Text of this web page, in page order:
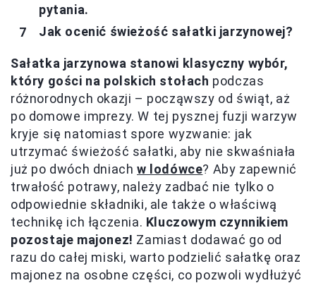
pytania.
Jak ocenić świeżość sałatki jarzynowej?
Sałatka jarzynowa stanowi klasyczny wybór,
który gości na polskich stołach podczas
różnorodnych okazji – począwszy od świąt, aż
po domowe imprezy. W tej pysznej fuzji warzyw
kryje się natomiast spore wyzwanie: jak
utrzymać świeżość sałatki, aby nie skwaśniała
już po dwóch dniachw lodówce? Aby zapewnić
trwałość potrawy, należy zadbać nie tylko o
odpowiednie składniki, ale także o właściwą
technikę ich łączenia. Kluczowym czynnikiem
pozostaje majonez! Zamiast dodawać go od
razu do całej miski, warto podzielić sałatkę oraz
majonez na osobne części, co pozwoli wydłużyć